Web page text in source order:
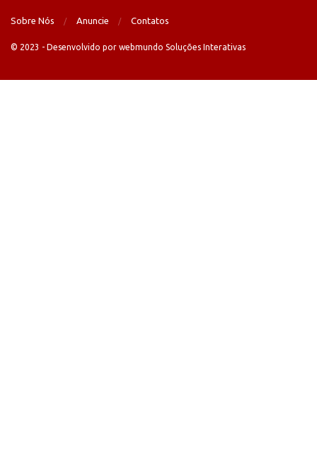
Sobre Nós Anuncie Contatos
© 2023 - Desenvolvido por webmundo Soluções Interativas